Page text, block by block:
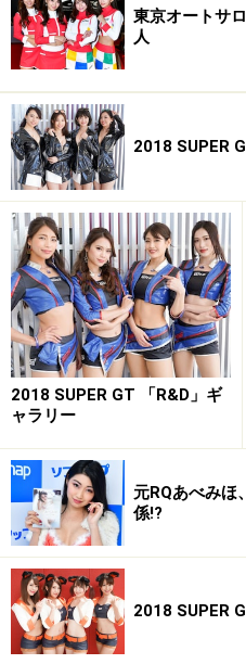
東京オートサ
人
2018 SUPER
2018 SUPER GT 「R&D」ギ
ャラリー
元RQあべみほ
係!?
2018 SUPER